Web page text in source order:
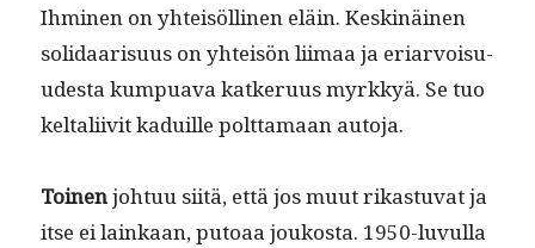
Ihmi­nen on yhteisölli­nen eläin. Keskinäi­nen
sol­i­daarisu­us on yhteisön liimaa ja eri­ar­voisu­
ud­es­ta kumpua­va katkeru­us myrkkyä. Se tuo
keltali­iv­it kaduille polt­ta­maan autoja.
Toinenjohtuu siitä, että jos muut rikas­tu­vat ja
itse ei lainkaan, putoaa joukos­ta. 1950-luvul­la